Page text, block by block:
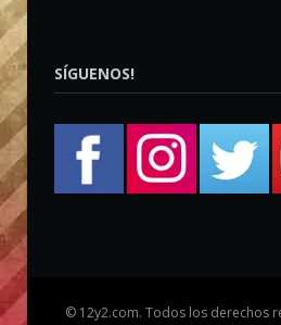
SÍGUENOS!
© 12y2.com. Todos los derechos